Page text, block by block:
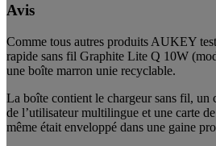
Avis
Comme tous autres produits AUKEY
rapide sans fil Graphite Lite Q 10W
une boîte marron unie recyclable.
La boîte contient le chargeur sans fil,
de l’utilisateur multilingue et une carte
même était enveloppé dans une gaine